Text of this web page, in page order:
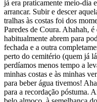
já era praticamente meio-dia
arrancar. Subir e descer
tralhas às costas foi dos
Paredes de Coura. Ahahah, é
habitualmente abrem para
fechada e a outra
perto do cemitério (quem já
perdíamos menos tempo a
minhas costas e às minhas
para beber água tivemos!
para a recordação póstuma.